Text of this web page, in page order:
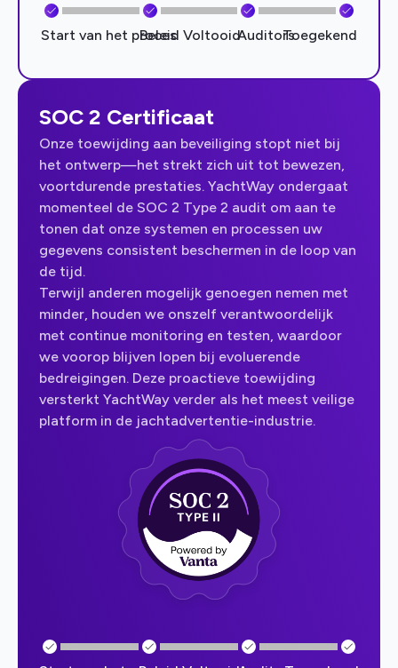
Start van het procesBeleid VoltooidAuditorsToegekend
SOC 2 Certificaat
Onze toewijding aan beveiliging stopt niet bij
het ontwerp—het strekt zich uit tot bewezen,
voortdurende prestaties. YachtWay ondergaat
momenteel de SOC 2 Type 2 audit om aan te
tonen dat onze systemen en processen uw
gegevens consistent beschermen in de loop van
de tijd.
Terwijl anderen mogelijk genoegen nemen met
minder, houden we onszelf verantwoordelijk
met continue monitoring en testen, waardoor
we voorop blijven lopen bij evoluerende
bedreigingen. Deze proactieve toewijding
versterkt YachtWay verder als het meest veilige
platform in de jachtadvertentie-industrie.